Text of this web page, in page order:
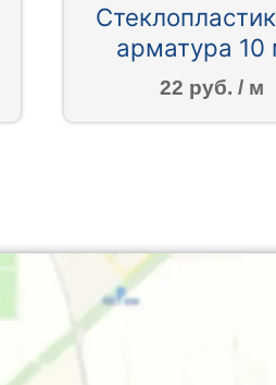
арматура 10
22 руб. / м